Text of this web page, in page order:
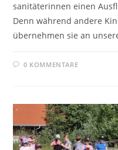
sanitäterinnen einen
Denn während andere
übernehmen sie an
0 KOMMENTARE